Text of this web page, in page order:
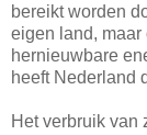
bereikt worden
eigen land, maar
hernieuwbare
heeft Nederland
Het verbruik van